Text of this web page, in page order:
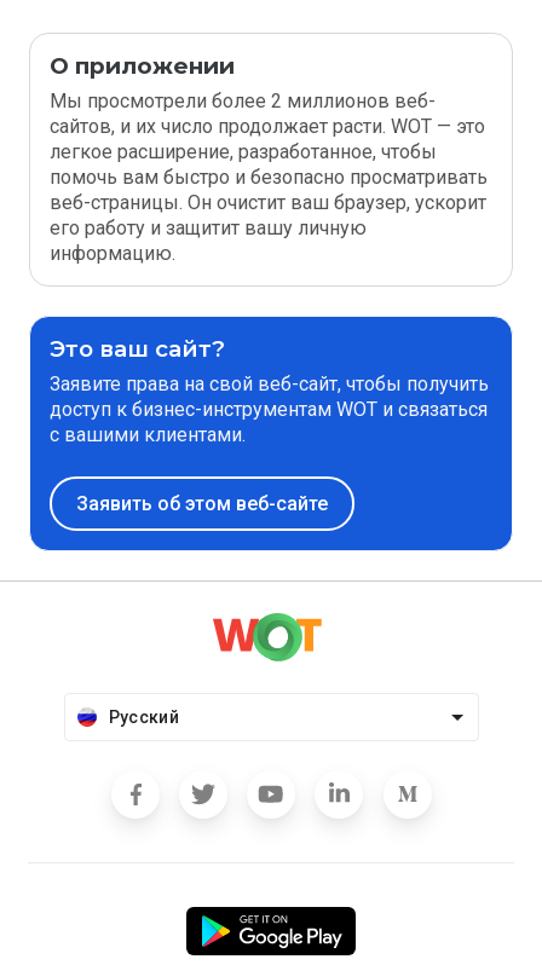
О приложении
Мы просмотрели более 2 миллионов веб-
сайтов, и их число продолжает расти. WOT — это
легкое расширение, разработанное, чтобы
помочь вам быстро и безопасно просматривать
веб-страницы. Он очистит ваш браузер, ускорит
его работу и защитит вашу личную
информацию.
Это ваш сайт?
Заявите права на свой веб-сайт, чтобы получить
доступ к бизнес-инструментам WOT и связаться
с вашими клиентами.
Заявить об этом веб-сайте
Русский